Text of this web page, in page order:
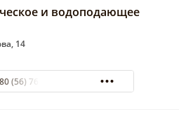
и водоподающее
14
(56) 767-59-60